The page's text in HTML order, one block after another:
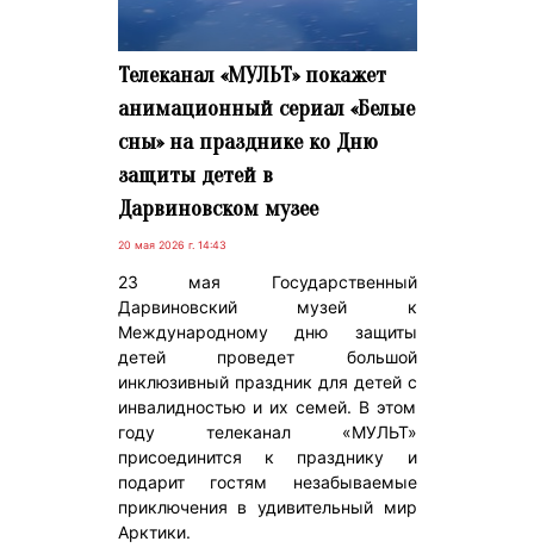
Телеканал «МУЛЬТ» покажет
анимационный сериал «Белые
сны» на празднике ко Дню
защиты детей в
Дарвиновском музее
20 мая 2026 г. 14:43
23 мая Государственный
Дарвиновский музей к
Международному дню защиты
детей проведет большой
инклюзивный праздник для детей с
инвалидностью и их семей. В этом
году телеканал «МУЛЬТ»
присоединится к празднику и
подарит гостям незабываемые
приключения в удивительный мир
Арктики.